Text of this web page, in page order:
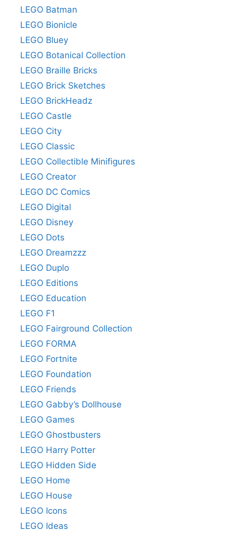
LEGO Batman
LEGO Bionicle
LEGO Bluey
LEGO Botanical Collection
LEGO Braille Bricks
LEGO Brick Sketches
LEGO BrickHeadz
LEGO Castle
LEGO City
LEGO Classic
LEGO Collectible Minifigures
LEGO Creator
LEGO DC Comics
LEGO Digital
LEGO Disney
LEGO Dots
LEGO Dreamzzz
LEGO Duplo
LEGO Editions
LEGO Education
LEGO F1
LEGO Fairground Collection
LEGO FORMA
LEGO Fortnite
LEGO Foundation
LEGO Friends
LEGO Gabby’s Dollhouse
LEGO Games
LEGO Ghostbusters
LEGO Harry Potter
LEGO Hidden Side
LEGO Home
LEGO House
LEGO Icons
LEGO Ideas